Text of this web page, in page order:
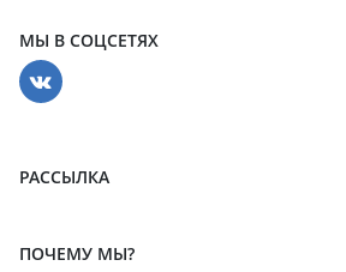
МЫ В СОЦСЕТЯХ
РАССЫЛКА
ПОЧЕМУ МЫ?